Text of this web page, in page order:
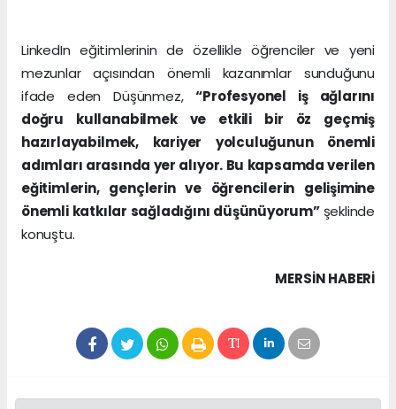
LinkedIn eğitimlerinin de özellikle öğrenciler ve yeni
mezunlar açısından önemli kazanımlar sunduğunu
ifade eden Düşünmez,“Profesyonel iş ağlarını
doğru kullanabilmek ve etkili bir öz geçmiş
hazırlayabilmek, kariyer yolculuğunun önemli
adımları arasında yer alıyor. Bu kapsamda verilen
eğitimlerin, gençlerin ve öğrencilerin gelişimine
önemli katkılar sağladığını düşünüyorum” şeklinde
konuştu.
MERSIN HABERİ